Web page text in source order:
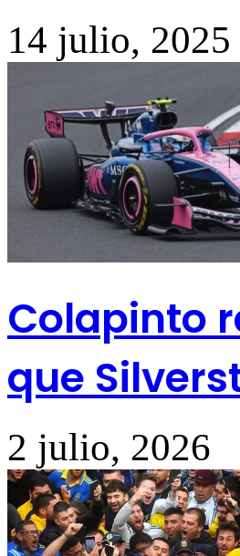
14 julio, 2025
Colapinto
que
2 julio, 2026